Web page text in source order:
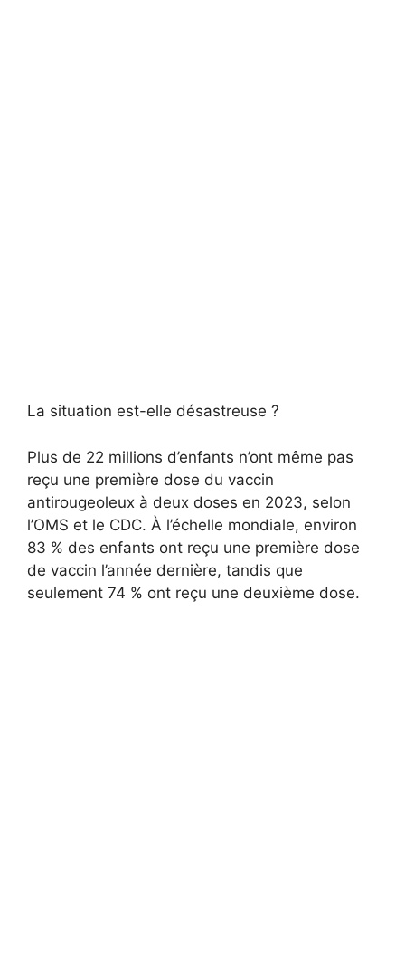
La situation est-elle désastreuse ?
Plus de 22 millions d’enfants n’ont même pas
reçu une première dose du vaccin
antirougeoleux à deux doses en 2023, selon
l’OMS et le CDC. À l’échelle mondiale, environ
83 % des enfants ont reçu une première dose
de vaccin l’année dernière, tandis que
seulement 74 % ont reçu une deuxième dose.